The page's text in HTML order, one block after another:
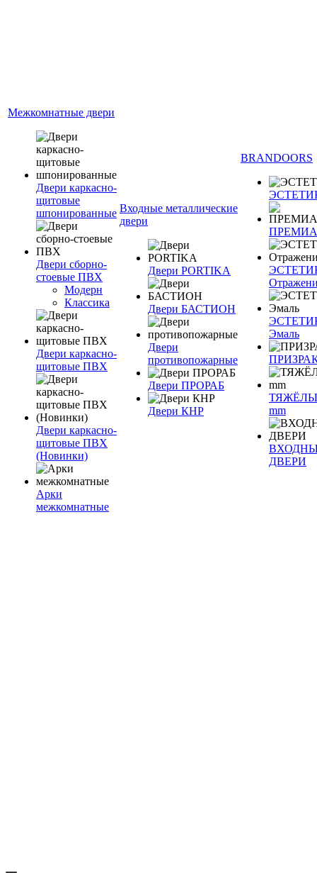
Межкомнатные двери
Двери каркасно-
щитовые
шпонированные
Двери сборно-
стоевые ПВХ
Модерн
Классика
Двери каркасно-
щитовые ПВХ
Двери каркасно-
щитовые ПВХ
(Новинки)
Арки
межкомнатные
Входные металлические
двери
Двери PORTIKA
Двери БАСТИОН
Двери
противопожарные
Двери ПРОРАБ
Двери КНР
BRANDOORS
Эмаль
mm
ДВЕРИ